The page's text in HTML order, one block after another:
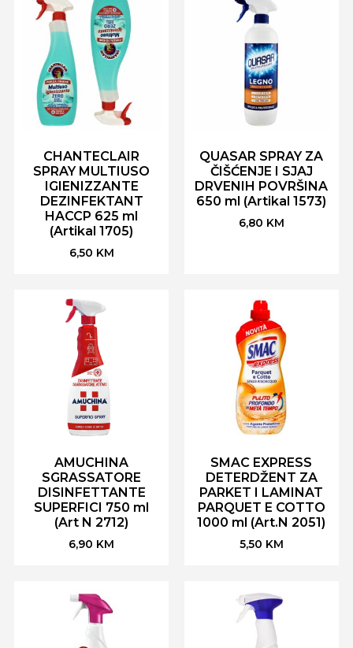
CHANTECLAIR
SPRAY MULTIUSO
IGIENIZZANTE
DEZINFEKTANT
HACCP 625 ml
(Artikal 1705)
6,50 KM
QUASAR SPRAY ZA
ČIŠĆENJE I SJAJ
DRVENIH POVRŠINA
650 ml (Artikal 1573)
6,80 KM
AMUCHINA
SGRASSATORE
DISINFETTANTE
SUPERFICI 750 ml
(Art N 2712)
6,90 KM
SMAC EXPRESS
DETERDŽENT ZA
PARKET I LAMINAT
PARQUET E COTTO
1000 ml (Art.N 2051)
5,50 KM